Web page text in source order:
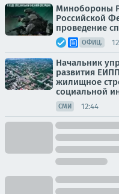
Минобороны
Российской
проведение
ОФИЦ.
Начальник
развития
жилищное
социальной
СМИ 12:44